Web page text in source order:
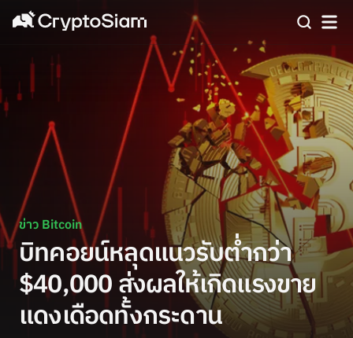
ข่าว Bitcoin
บิทคอยน์หลุดแนวรับต่ำกว่า
$40,000 ส่งผลให้เกิดแรงขาย
แดงเดือดทั้งกระดาน